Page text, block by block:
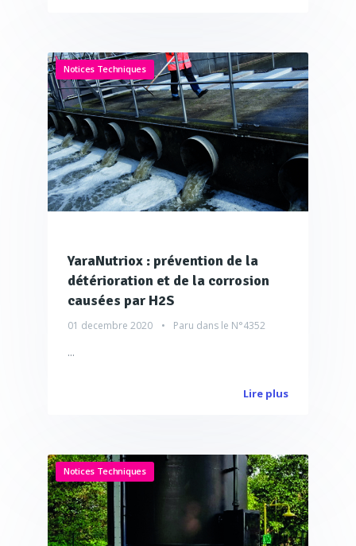
Notices Techniques
YaraNutriox : prévention de la
détérioration et de la corrosion
causées par H2S
01 decembre 2020 Paru dans le N°4352
...
Lire plus
Notices Techniques